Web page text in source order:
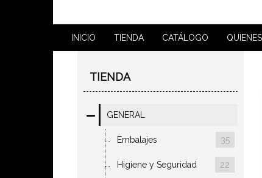
INICIO TIENDA CATÁLOGO
TIENDA
GENERAL
Embalajes 35
Higiene y Seguridad 22